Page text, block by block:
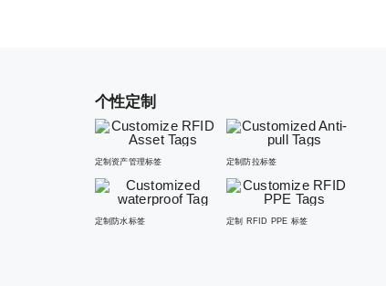
个性定制
定制资产管理标签
定制防水标签
定制防拉标签
定制 RFID PPE 标签